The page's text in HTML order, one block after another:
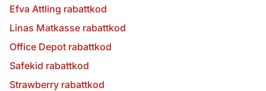
Efva Attling rabattkod
Linas Matkasse rabattkod
Office Depot rabattkod
Safekid rabattkod
Strawberry rabattkod